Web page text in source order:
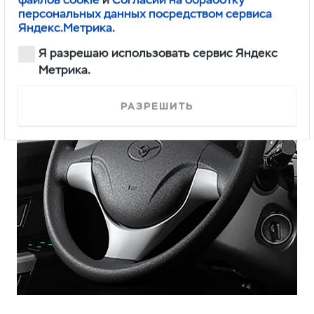
персональных данных посредством сервиса
Яндекс.Метрика.
Я разрешаю использовать сервис Яндекс
Метрика.
РАЗРЕШИТЬ